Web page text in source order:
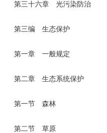
第三十六章 光污染防治
第三编 生态保护
第一章 一般规定
第二章 生态系统保护
第一节 森林
第二节 草原